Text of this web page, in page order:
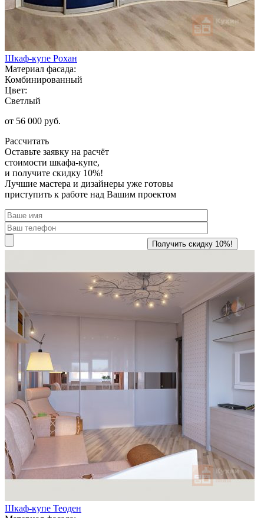
Шкаф-купе Рохан
Материал фасада:
Комбинированный
Цвет:
Светлый
от 56 000 руб.
Рассчитать
Оставьте заявку на расчёт
стоимости шкафа-купе,
и получите скидку 10%!
Лучшие мастера и дизайнеры уже готовы
приступить к работе над Вашим проектом
Шкаф-купе Теоден